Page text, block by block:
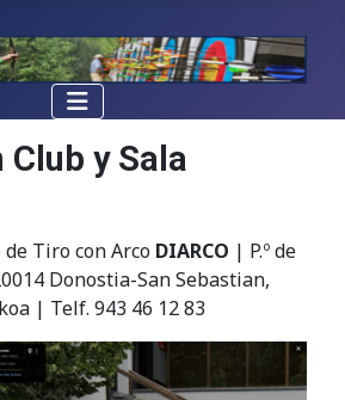
y Sala
Tiro con Arco DIARCO | P.º de
Donostia-San Sebastian,
| Telf. 943 46 12 83